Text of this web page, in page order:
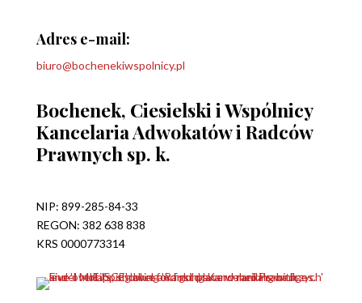
Adres e-mail:
biuro@bochenekiwspolnicy.pl
Bochenek, Ciesielski i Wspólnicy
Kancelaria Adwokatów i Radców
Prawnych sp. k.
NIP: 899-285-84-33
REGON: 382 638 838
KRS 0000773314